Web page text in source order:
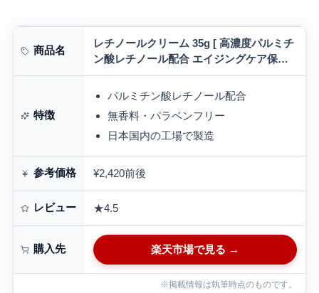
商品名
レチノールクリーム 35g [ 高濃度パルミチ
ン酸レチノール配合 エイジングケア保湿
クリーム 植物性スクワラン ホホバオイル
無香料 無添加 パラベンフリー 女…
特徴
パルミチン酸レチノール配合
無香料・パラベンフリー
日本国内の工場で製造
参考価格 ¥2,420前後
レビュー ★4.5
購入先 楽天市場で見る →
※掲載情報は執筆時点のものです。